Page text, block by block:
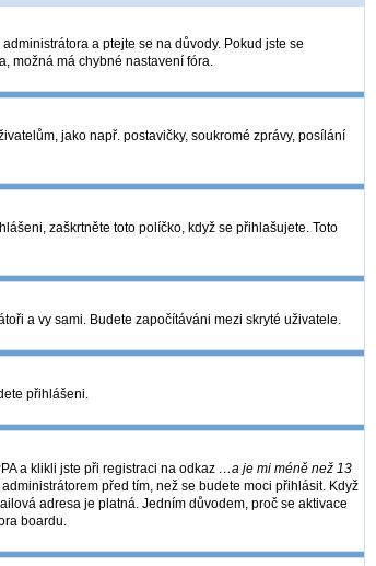
a ptejte se na důvody. Pokud jste se
možná má chybné nastavení fóra.
jako např. postavičky, soukromé zprávy, posílání
zaškrtněte toto políčko, když se přihlašujete. Toto
a vy sami. Budete započítáváni mezi skryté uživatele.
přihlášeni.
a klikli jste při registraci na odkaz …a je mi méně než 13
před tím, než se budete moci přihlásit. Když
adresa je platná. Jedním důvodem, proč se aktivace
boardu.